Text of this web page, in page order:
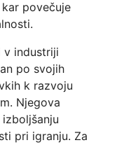
povečuje
v industriji
po svojih
k razvoju
Njegova
pri igranju. Za